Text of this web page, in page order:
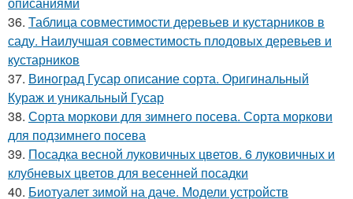
36. Таблица совместимости деревьев и кустарников в
саду. Наилучшая совместимость плодовых деревьев и
кустарников
37. Виноград Гусар описание сорта. Оригинальный
Кураж и уникальный Гусар
38. Сорта моркови для зимнего посева. Сорта моркови
для подзимнего посева
39. Посадка весной луковичных цветов. 6 луковичных и
клубневых цветов для весенней посадки
40. Биотуалет зимой на даче. Модели устройств